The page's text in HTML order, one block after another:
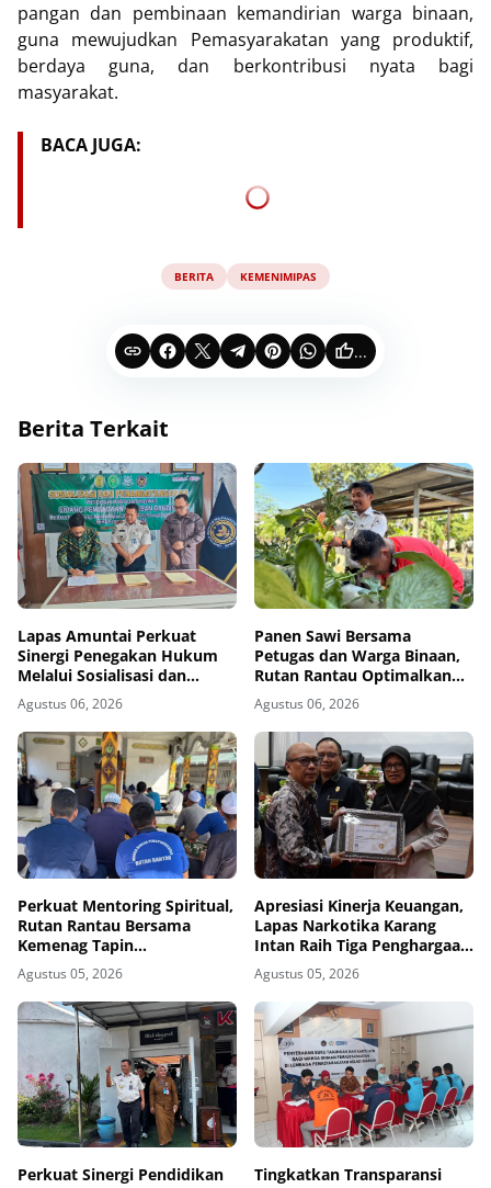
pangan dan pembinaan kemandirian warga binaan,
guna mewujudkan Pemasyarakatan yang produktif,
berdaya guna, dan berkontribusi nyata bagi
masyarakat.
BACA JUGA:
BERITA KEMENIMIPAS
...
Berita Terkait
Lapas Amuntai Perkuat
Sinergi Penegakan Hukum
Melalui Sosialisasi dan
Penandatanganan MoU
Sidang Pembacaan Putusan
Banding
Agustus 06, 2026
Panen Sawi Bersama
Petugas dan Warga Binaan,
Rutan Rantau Optimalkan
Lahan SAE untuk Pembinaan
Kemandirian
Agustus 06, 2026
Perkuat Mentoring Spiritual,
Rutan Rantau Bersama
Kemenag Tapin
Selenggarakan Kegiatan
Tausyiah
Agustus 05, 2026
Apresiasi Kinerja Keuangan,
Lapas Narkotika Karang
Intan Raih Tiga Penghargaan
dari KPPN Banjarmasin
Agustus 05, 2026
Perkuat Sinergi Pendidikan
Tingkatkan Transparansi